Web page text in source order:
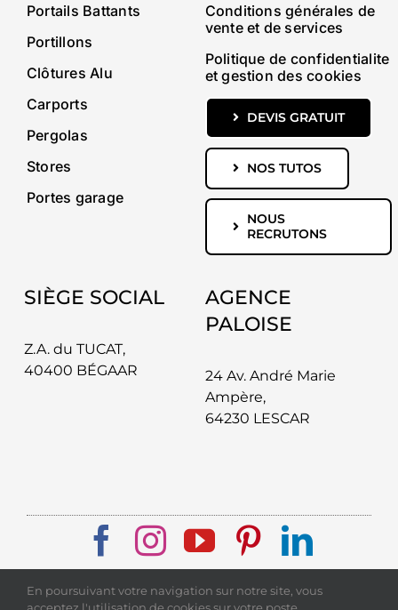
Portails Battants
Portillons
Clôtures Alu
Carports
Pergolas
Stores
Portes garage
Conditions générales de
vente et de services
Politique de confidentialite
et gestion des cookies
DEVIS GRATUIT
NOS TUTOS
NOUS
RECRUTONS
SIÈGE SOCIAL
Z.A. du TUCAT,
40400 BÉGAAR
AGENCE
PALOISE
24 Av. André Marie
Ampère,
64230 LESCAR
Copyright ACPORTAIL 2026 | Tous droits
En poursuivant votre navigation sur notre site, vous